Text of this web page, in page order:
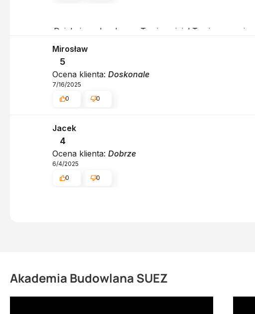
Dziękujemy bardzo za Twoją opinię! Twoja recenzja
obsługa sklepu.
Mirosław
5
Ocena klienta:Doskonale
7/16/2025
0
0
Jacek
4
Ocena klienta:Dobrze
6/4/2025
0
0
Akademia Budowlana SUEZ